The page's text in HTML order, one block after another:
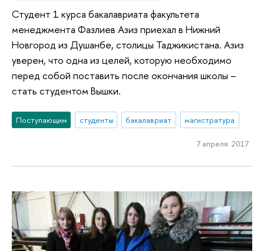
Студент 1 курса бакалавриата факультета
менеджмента Фазлиев Азиз приехал в Нижний
Новгород из Душанбе, столицы Таджикистана. Азиз
уверен, что одна из целей, которую необходимо
перед собой поставить после окончания школы –
стать студентом Вышки.
Поступающим студенты бакалавриат магистратура
7 апреля 2017